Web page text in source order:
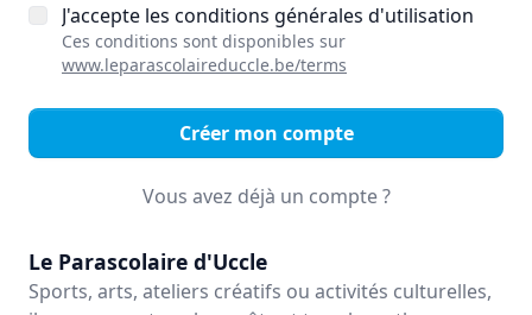
J'accepte les conditions générales d'utilisation
Ces conditions sont disponibles sur
www.leparascolaireduccle.be/terms
Créer mon compte
Vous avez déjà un compte ?
Le Parascolaire d'Uccle
Sports, arts, ateliers créatifs ou activités culturelles,